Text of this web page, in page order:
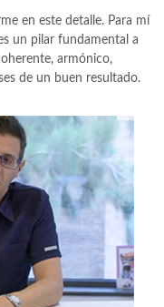
en este detalle. Para mí
un pilar fundamental a
armónico,
de un buen resultado.